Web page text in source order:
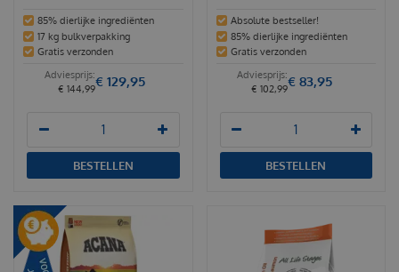
85% dierlijke ingrediënten
17 kg bulkverpakking
Gratis verzonden
€ 144,99€ 129,95
BESTELLEN
Absolute bestseller!
85% dierlijke ingrediënten
Gratis verzonden
€ 102,99€ 83,95
BESTELLEN